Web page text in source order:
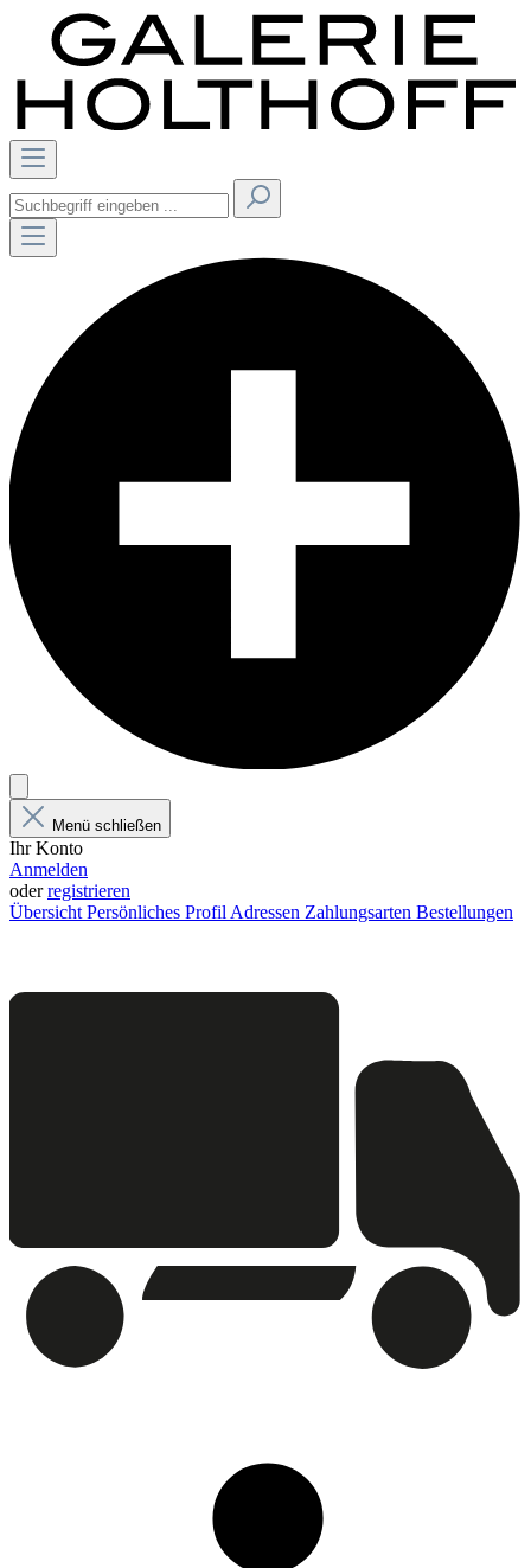
Menü schließen
Ihr Konto
Anmelden
oderregistrieren
Übersicht Persönliches Profil Adressen Zahlungsarten Bestellungen